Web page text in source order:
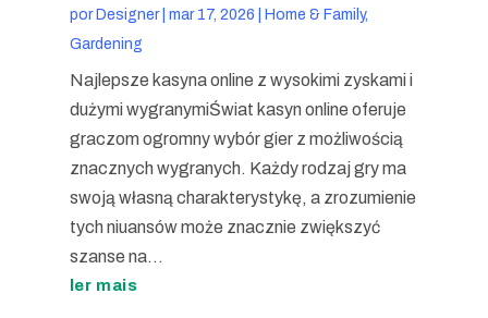
porDesigner| mar 17, 2026
Home & Family,
Gardening
Najlepsze kasyna online z wysokimi zyskami i
dużymi wygranymiŚwiat kasyn online oferuje
graczom ogromny wybór gier z możliwością
znacznych wygranych. Każdy rodzaj gry ma
swoją własną charakterystykę, a zrozumienie
tych niuansów może znacznie zwiększyć
szanse na...
ler mais